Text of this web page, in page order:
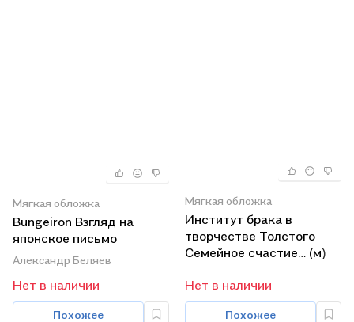
Мягкая обложка
Bungeiron Взгляд на
японское письмо
(мOrientaliaEtClas/LХVII)
Александр Беляев
Нет в наличии
Похожее
Мягкая обложка
Институт брака в
творчестве Толстого
Семейное счастие… (м)
Нет в наличии
Похожее